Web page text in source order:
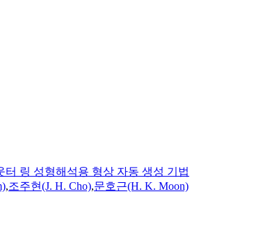
링 성형해석용 형상 자동 생성 기법
,조주현(J. H. Cho),문호근(H. K. Moon)